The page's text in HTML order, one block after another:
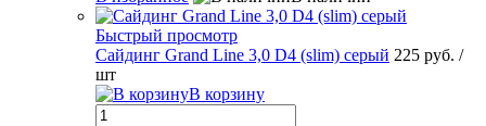
Быстрый просмотр
Сайдинг Grand Line 3,0 D4 (slim) серый 225 руб. /
шт
В корзину